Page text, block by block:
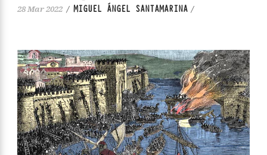
28 Mar 2022 / MIGUEL ÁNGEL SANTAMARINA /